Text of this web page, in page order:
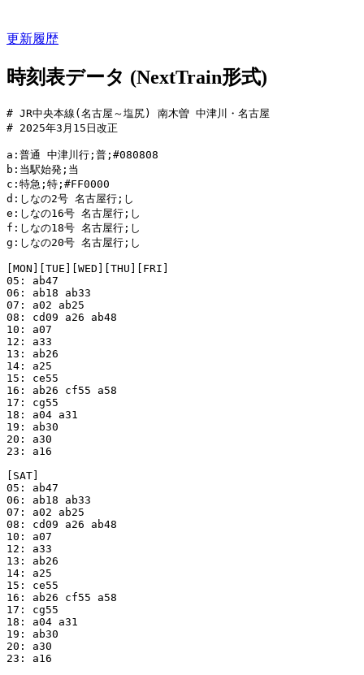
更新履歴
時刻表データ (NextTrain形式)
# JR中央本線(名古屋～塩尻) 南木曽 中津川・名古屋
# 2025年3月15日改正
a:普通 中津川行;普;#080808
b:当駅始発;当
c:特急;特;#FF0000
d:しなの2号 名古屋行;し
e:しなの16号 名古屋行;し
f:しなの18号 名古屋行;し
g:しなの20号 名古屋行;し
[MON][TUE][WED][THU][FRI]
05: ab47
06: ab18 ab33
07: a02 ab25
08: cd09 a26 ab48
10: a07
12: a33
13: ab26
14: a25
15: ce55
16: ab26 cf55 a58
17: cg55
18: a04 a31
19: ab30
20: a30
23: a16
[SAT]
05: ab47
06: ab18 ab33
07: a02 ab25
08: cd09 a26 ab48
10: a07
12: a33
13: ab26
14: a25
15: ce55
16: ab26 cf55 a58
17: cg55
18: a04 a31
19: ab30
20: a30
23: a16